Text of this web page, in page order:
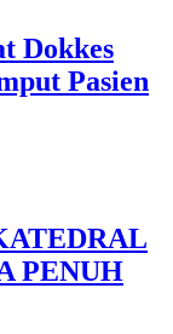
Dokkes
Pasien
PENUH